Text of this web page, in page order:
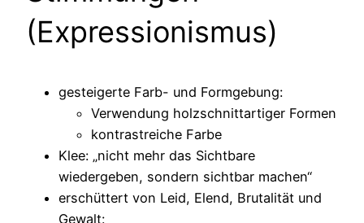
(Expressionismus)
gesteigerte Farb- und Formgebung:
Verwendung holzschnittartiger Formen
kontrastreiche Farbe
Klee: „nicht mehr das Sichtbare
wiedergeben, sondern sichtbar machen“
erschüttert von Leid, Elend, Brutalität und
Gewalt: